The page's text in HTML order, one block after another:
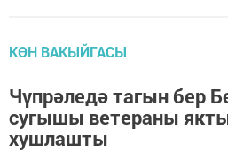
КӨН ВАКЫЙГАСЫ
Чүпрәледә тагын бер
сугышы ветераны
хушлашты